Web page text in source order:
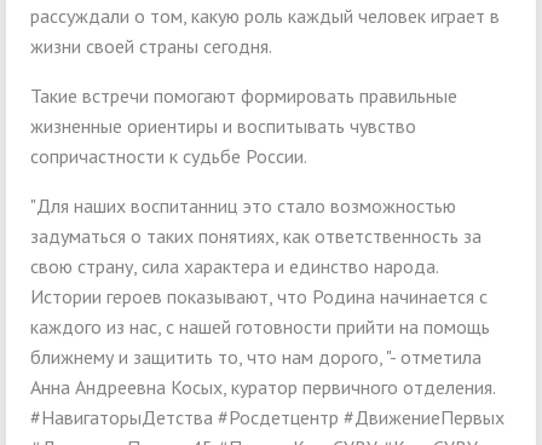
рассуждали о том, какую роль каждый человек играет в
жизни своей страны сегодня.
Такие встречи помогают формировать правильные
жизненные ориентиры и воспитывать чувство
сопричастности к судьбе России.
"Для наших воспитанниц это стало возможностью
задуматься о таких понятиях, как ответственность за
свою страну, сила характера и единство народа.
Истории героев показывают, что Родина начинается с
каждого из нас, с нашей готовности прийти на помощь
ближнему и защитить то, что нам дорого, "- отметила
Анна Андреевна Косых, куратор первичного отделения.
#НавигаторыДетства #Росдетцентр #ДвижениеПервых